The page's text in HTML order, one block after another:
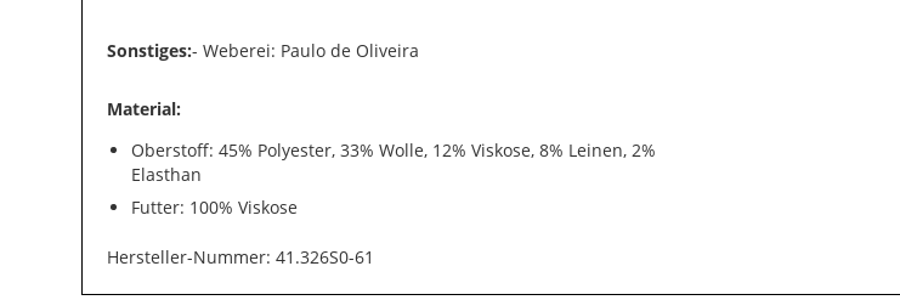
Sonstiges:- Weberei: Paulo de Oliveira
Material:
Oberstoff: 45% Polyester, 33% Wolle, 12% Viskose, 8% Leinen, 2%
Elasthan
Futter: 100% Viskose
Hersteller-Nummer: 41.326S0-61